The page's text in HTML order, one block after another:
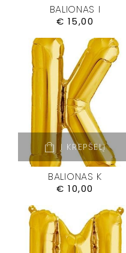
BALIONAS I
€ 15,00
Į KREPŠELĮ
BALIONAS K
€ 10,00